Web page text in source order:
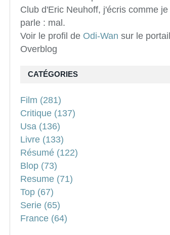
Club d'Eric Neuhoff, j'écris comme je
parle : mal.
Voir le profil de Odi-Wan sur le portail
Overblog
CATÉGORIES
Film (281)
Critique (137)
Usa (136)
Livre (133)
Résumé (122)
Blop (73)
Resume (71)
Top (67)
Serie (65)
France (64)